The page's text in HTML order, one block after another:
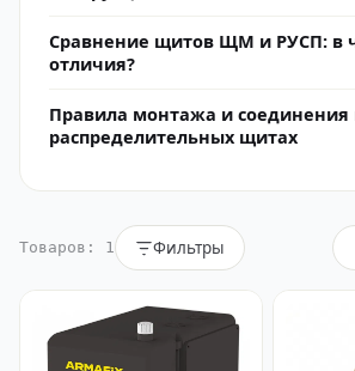
Сравнение щитов ЩМ и РУСП: в
отличия?
Правила монтажа и соединения
распределительных щитах
Товаров: 1 Фильтры